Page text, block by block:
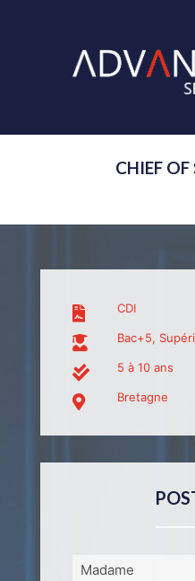
CHIEF
CDI
Bac+5,
5 à 10 ans
Bretagne